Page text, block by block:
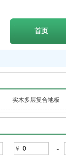
首页
实木多层复合地板
￥ -